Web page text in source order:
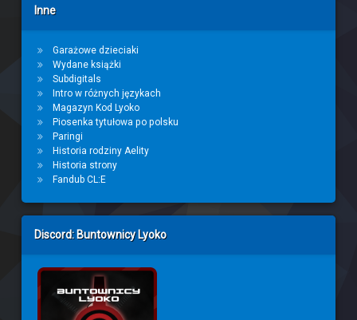
Inne
Garażowe dzieciaki
Wydane książki
Subdigitals
Intro w różnych językach
Magazyn Kod Lyoko
Piosenka tytułowa po polsku
Paringi
Historia rodziny Aelity
Historia strony
Fandub CL:E
Discord: Buntownicy Lyoko